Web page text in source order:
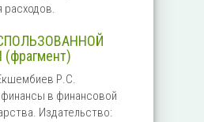
расходов.
Р.С.
в финансовой
Издательство: